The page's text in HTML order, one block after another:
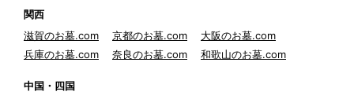
関西
滋賀のお墓.com
京都のお墓.com
大阪のお墓.com
兵庫のお墓.com
奈良のお墓.com 和歌山のお墓.com
中国・四国